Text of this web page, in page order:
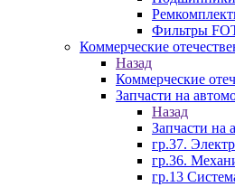
Фильтры
Коммерческие
Назад
Коммерческие
Запчасти на
Назад
Запчасти на
гр.37.
гр.36.
гр.13